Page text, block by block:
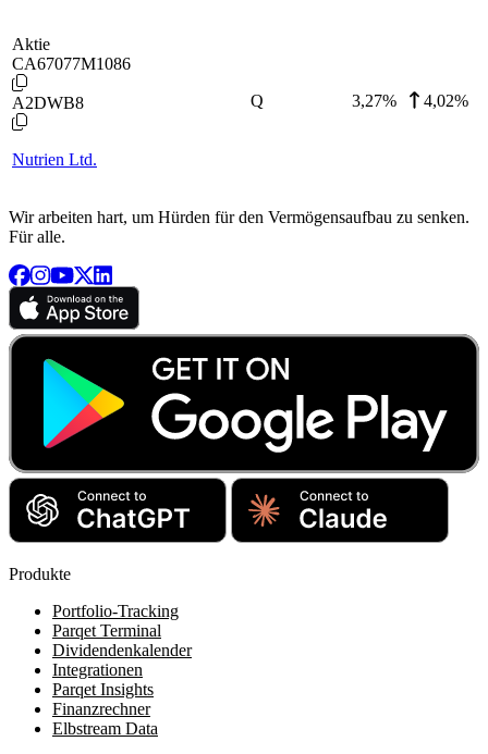
Aktie
CA67077M1086
A2DWB8
Nutrien Ltd.
Q 3,27% 4,02%
Wir arbeiten hart, um Hürden für den Vermögensaufbau zu senken.
Für alle.
Produkte
Portfolio-Tracking
Parqet Terminal
Dividendenkalender
Integrationen
Parqet Insights
Finanzrechner
Elbstream Data